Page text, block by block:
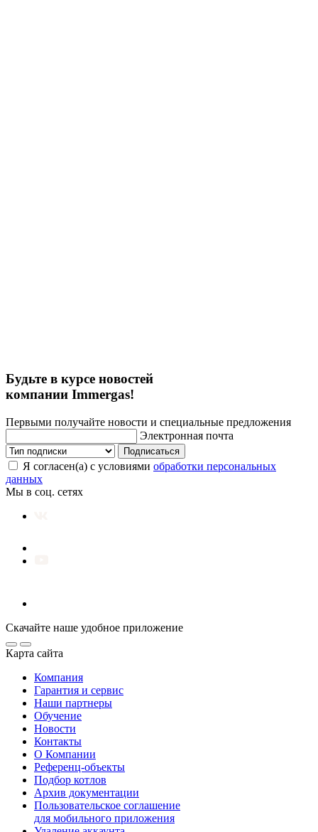
Будьте в курсе новостей
компании Immergas!
Первыми получайте новости и специальные предложения
Электронная почта
Подписаться
Я согласен(а) с условиями обработки персональных
данных
Мы в соц. сетях
Скачайте наше удобное приложение
Карта сайта
Компания
Гарантия и сервис
Наши партнеры
Обучение
Новости
Контакты
О Компании
Референц-объекты
Подбор котлов
Архив документации
Пользовательское соглашение
для мобильного приложения